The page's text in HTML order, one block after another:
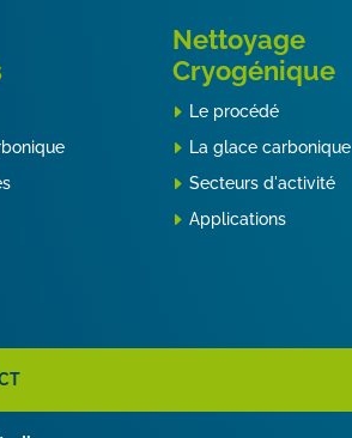
Nettoyage
Cryogénique
Le procédé
La glace carbonique
Secteurs d'activité
Applications